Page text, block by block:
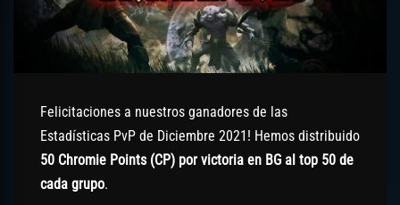
Felicitaciones a nuestros ganadores de las
Estadísticas PvP de Diciembre 2021! Hemos distribuido
50 Chromie Points (CP) por victoria en BG al top 50 de
cada grupo.